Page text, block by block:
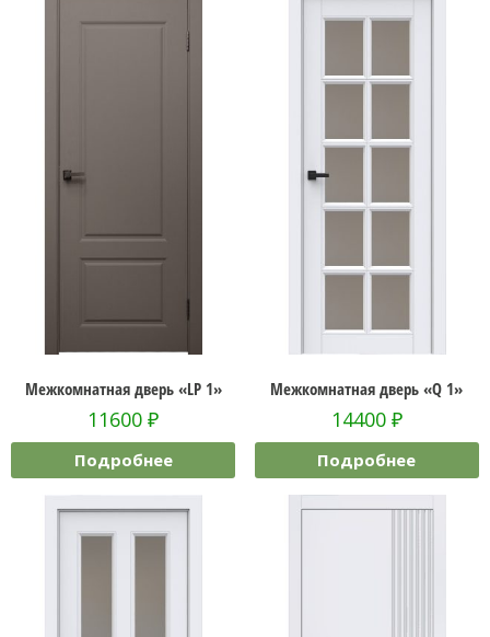
Межкомнатная дверь «LP 1»
11600₽
Подробнее
Межкомнатная дверь «Q 1»
14400 ₽
Подробнее